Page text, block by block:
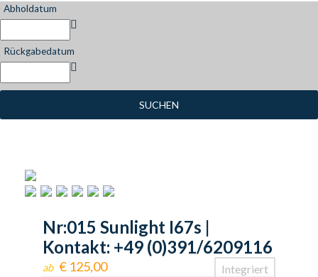
Abholdatum
Rückgabedatum
SUCHEN
Nr:015 Sunlight I67s |
Kontakt: +49 (0)391/6209116
Integriert
ab € 125,00